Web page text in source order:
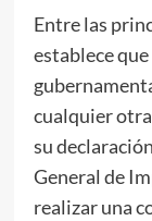
Entre las
establece
cualquier
su
General de
realizar una